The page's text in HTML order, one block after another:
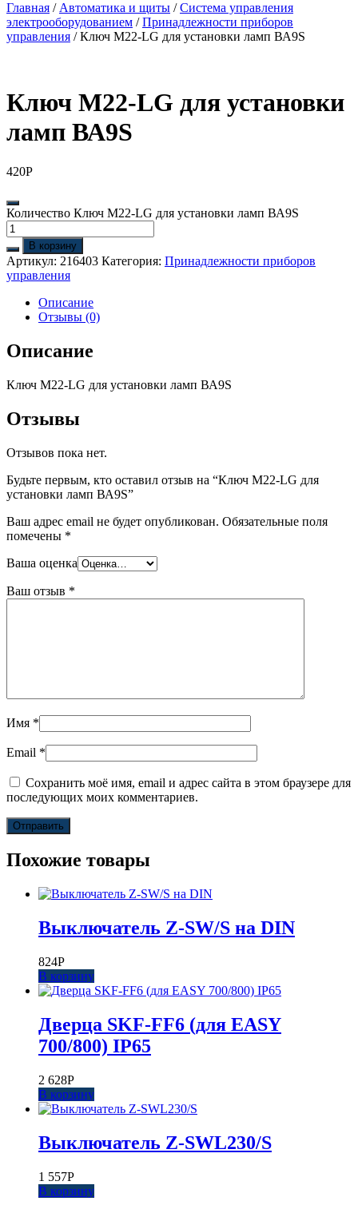
Главная / Автоматика и щиты /Система управления
электрооборудованием /Принадлежности приборов
управления / Ключ M22-LG для установки ламп ВА9S
Ключ M22-LG для установки
ламп ВА9S
420Р
Количество Ключ M22-LG для установки ламп ВА9S
В корзину
Артикул: 216403 Категория: Принадлежности приборов
управления
Описание
Отзывы (0)
Описание
Ключ M22-LG для установки ламп ВА9S
Отзывы
Отзывов пока нет.
Будьте первым, кто оставил отзыв на “Ключ M22-LG для
установки ламп ВА9S”
Ваш адрес email не будет опубликован. Обязательные поля
помечены *
Ваша оценка
Ваш отзыв *
Имя *
Email *
Сохранить моё имя, email и адрес сайта в этом браузере для
последующих моих комментариев.
Похожие товары
Выключатель Z-SW/S на DIN
824Р
В корзину
Дверца SKF-FF6 (для EASY
700/800) IP65
2 628Р
В корзину
Выключатель Z-SWL230/S
1 557Р
В корзину